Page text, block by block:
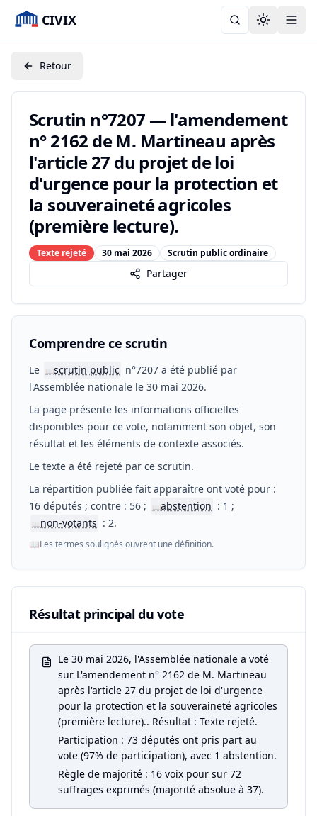
CIVIX Toggle
Retour
Scrutin n°7207 — l'amendement
n° 2162 de M. Martineau après
l'article 27 du projet de loi
d'urgence pour la protection et
la souveraineté agricoles
(première lecture).
Texte rejeté 30 mai 2026 Scrutin public ordinaire
Partager
Comprendre ce scrutin
Le 📖scrutin public n°7207 a été publié par
l'Assemblée nationale le 30 mai 2026.
La page présente les informations officielles
disponibles pour ce vote, notamment son objet, son
résultat et les éléments de contexte associés.
Le texte a été rejeté par ce scrutin.
La répartition publiée fait apparaître ont voté pour :
16 députés ; contre : 56 ;
📖abstention : 1 ;
📖non-votants : 2.
📖Les termes soulignés ouvrent une définition.
Résultat principal du vote
Le 30 mai 2026, l'Assemblée nationale a voté
sur L'amendement n° 2162 de M. Martineau
après l'article 27 du projet de loi d'urgence
pour la protection et la souveraineté agricoles
(première lecture).. Résultat : Texte rejeté.
Participation : 73 députés ont pris part au
vote (97% de participation), avec 1 abstention.
Règle de majorité : 16 voix pour sur 72
suffrages exprimés (majorité absolue à 37).